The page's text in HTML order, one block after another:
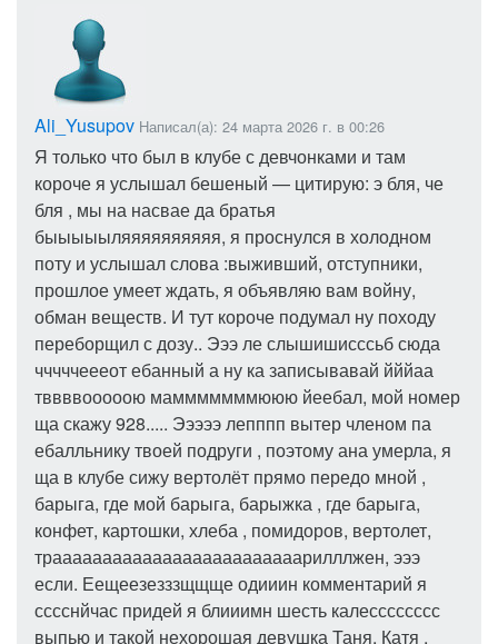
Ali_Yusupov Написал(а): 24 марта 2026 г. в 00:26
Я только что был в клубе с девчонками и там
короче я услышал бешеный — цитирую: э бля, че
бля , мы на насвае да братья
быыыыыляяяяяяяяяя, я проснулся в холодном
поту и услышал слова :выживший, отступники,
прошлое умеет ждать, я объявляю вам войну,
обман веществ. И тут короче подумал ну походу
переборщил с дозу.. Эээ ле слышишисссьб сюда
чччччеееот ебанный а ну ка записывавай йййаа
тввввооооою мамммммммююю йеебал, мой номер
ща скажу 928..... Эээээ лепппп вытер членом па
ебалльнику твоей подруги , поэтому ана умерла, я
ща в клубе сижу вертолёт прямо передо мной ,
барыга, где мой барыга, барыжка , где барыга,
конфет, картошки, хлеба , помидоров, вертолет,
трааааааааааааааааааааааааарилллжен, эээ
если. Еещеезезззщщще одииин комментарий я
сссснйчас придей я блииимн шесть калесссссссс
выпью и такой нехорошая девушка Таня, Катя ,